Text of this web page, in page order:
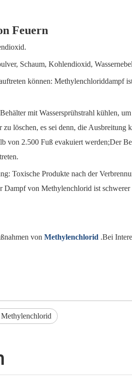
Feuern
Schaum, Kohlendioxid,
können: Methylenchloriddampf
mit Wassersprühstrahl kühlen,
löschen, es sei denn, die
von 2.500 Fuß evakuiert werden;Der
Toxische Produkte nach der
von Methylenchlorid ist
von Methylenchlorid .Bei